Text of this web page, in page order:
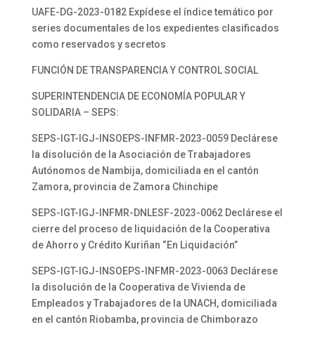
UAFE-DG-2023-0182 Expídese el índice temático por
series documentales de los expedientes clasificados
como reservados y secretos
FUNCIÓN DE TRANSPARENCIA Y CONTROL SOCIAL
SUPERINTENDENCIA DE ECONOMÍA POPULAR Y
SOLIDARIA – SEPS:
SEPS-IGT-IGJ-INSOEPS-INFMR-2023-0059 Declárese
la disolución de la Asociación de Trabajadores
Autónomos de Nambija, domiciliada en el cantón
Zamora, provincia de Zamora Chinchipe
SEPS-IGT-IGJ-INFMR-DNLESF-2023-0062 Declárese el
cierre del proceso de liquidación de la Cooperativa
de Ahorro y Crédito Kuriñan “En Liquidación”
SEPS-IGT-IGJ-INSOEPS-INFMR-2023-0063 Declárese
la disolución de la Cooperativa de Vivienda de
Empleados y Trabajadores de la UNACH, domiciliada
en el cantón Riobamba, provincia de Chimborazo